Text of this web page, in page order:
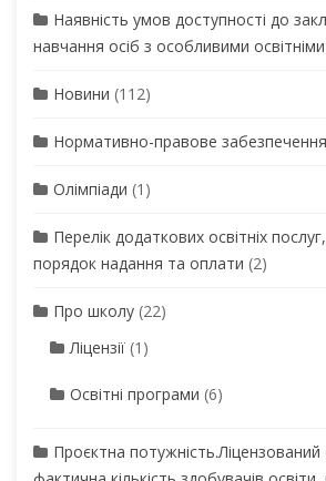
Наявність умов доступності до
навчання осіб з особливими
Новини (112)
Нормативно-правове забезпечення
Олімпіади (1)
Перелік додаткових освітніх
порядок надання та оплати (2)
Про школу (22)
Ліцензії (1)
Освітні програми (6)
Проєктна потужність.Ліцензований